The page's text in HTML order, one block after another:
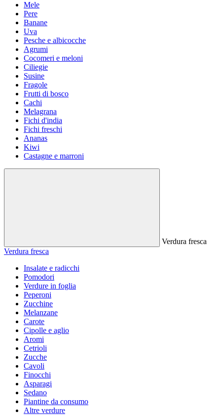
Mele
Pere
Banane
Uva
Pesche e albicocche
Agrumi
Cocomeri e meloni
Ciliegie
Susine
Fragole
Frutti di bosco
Cachi
Melagrana
Fichi d'india
Fichi freschi
Ananas
Kiwi
Castagne e marroni
Verdura fresca
Verdura fresca
Insalate e radicchi
Pomodori
Verdure in foglia
Peperoni
Zucchine
Melanzane
Carote
Cipolle e aglio
Aromi
Cetrioli
Zucche
Cavoli
Finocchi
Asparagi
Sedano
Piantine da consumo
Altre verdure